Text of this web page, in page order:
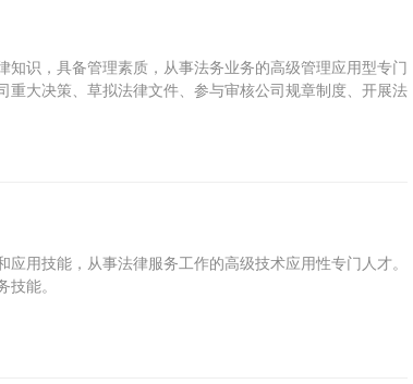
知识，具备管理素质，从事法务业务的高级管理应用型专门
重大决策、草拟法律文件、参与审核公司规章制度、开展法
应用技能，从事法律服务工作的高级技术应用性专门人才。
技能。